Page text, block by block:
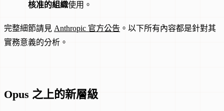
核准的組織使用。
完整細節請見 Anthropic 官方公告 。以下所有內容都是針對其
實務意義的分析。
Opus 之上的新層級